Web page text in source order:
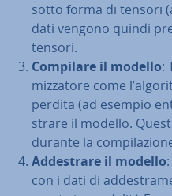
sotto forma di tensori
dati vengono quindi
tensori.
Compilare il modello:
miz­za­to­re come
perdita (ad esempio
stra­re il modello.
durante la
Ad­de­stra­re il modello
con i dati di